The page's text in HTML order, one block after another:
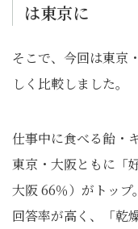
は東京に
そこで、今回は東京
しく比較しました。
仕事中に食べる飴・
東京・大阪ともに「
大阪 66％）がトップ
回答率が高く、「乾